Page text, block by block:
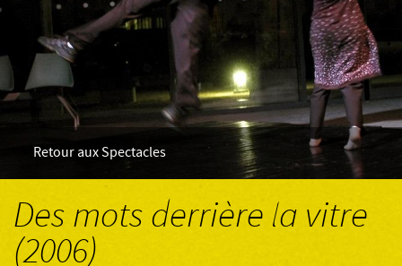
SPECTACLES
COLLABORATIONS ET ACCOMPAGNEMENTS
ESPACE PRO
CONTACT
Retour aux Spectacles
Des mots derrière la vitre
(2006)